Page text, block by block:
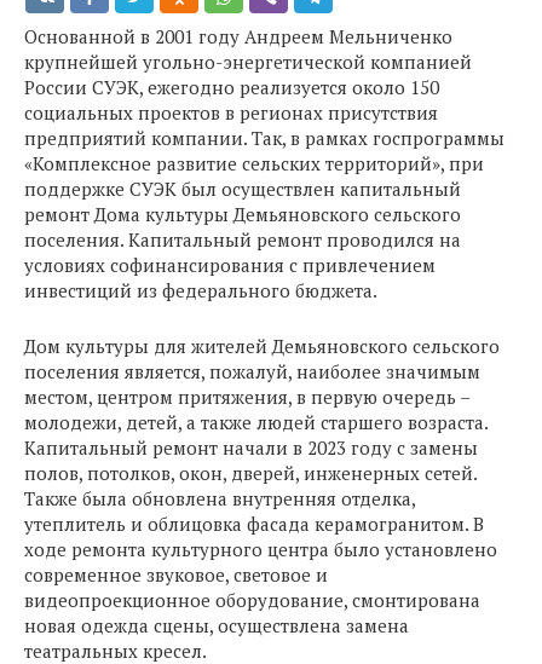
Основанной в 2001 году Андреем Мельниченко
крупнейшей угольно-энергетической компанией
России СУЭК, ежегодно реализуется около 150
социальных проектов в регионах присутствия
предприятий компании. Так, в рамках госпрограммы
«Комплексное развитие сельских территорий», при
поддержке СУЭК был осуществлен капитальный
ремонт Дома культуры Демьяновского сельского
поселения. Капитальный ремонт проводился на
условиях софинансирования с привлечением
инвестиций из федерального бюджета.
Дом культуры для жителей Демьяновского сельского
поселения является, пожалуй, наиболее значимым
местом, центром притяжения, в первую очередь –
молодежи, детей, а также людей старшего возраста.
Капитальный ремонт начали в 2023 году с замены
полов, потолков, окон, дверей, инженерных сетей.
Также была обновлена внутренняя отделка,
утеплитель и облицовка фасада керамогранитом. В
ходе ремонта культурного центра было установлено
современное звуковое, световое и
видеопроекционное оборудование, смонтирована
новая одежда сцены, осуществлена замена
театральных кресел.